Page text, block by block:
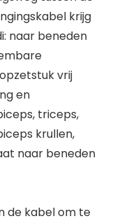
krijg
naar beneden
vrij
en
triceps,
krullen,
naar beneden
de kabel om te